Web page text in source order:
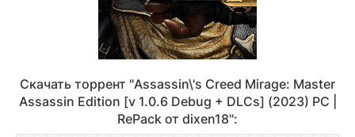
Скачать торрент "Assassin\'s Creed Mirage: Master
Assassin Edition [v 1.0.6 Debug + DLCs] (2023) PC |
RePack от dixen18":